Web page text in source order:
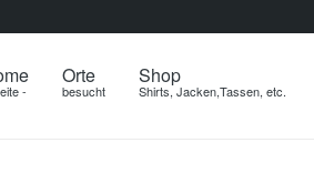
-
Orte
besucht
Shop
Shirts, Jacken,Tassen, etc.